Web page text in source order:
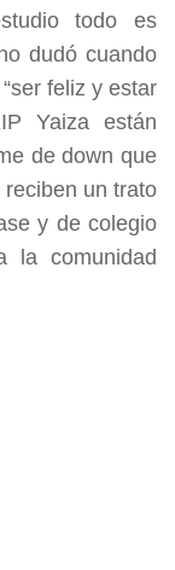
todo es
dudó cuando
feliz y estar
Yaiza están
de down que
un trato
y de colegio
la comunidad